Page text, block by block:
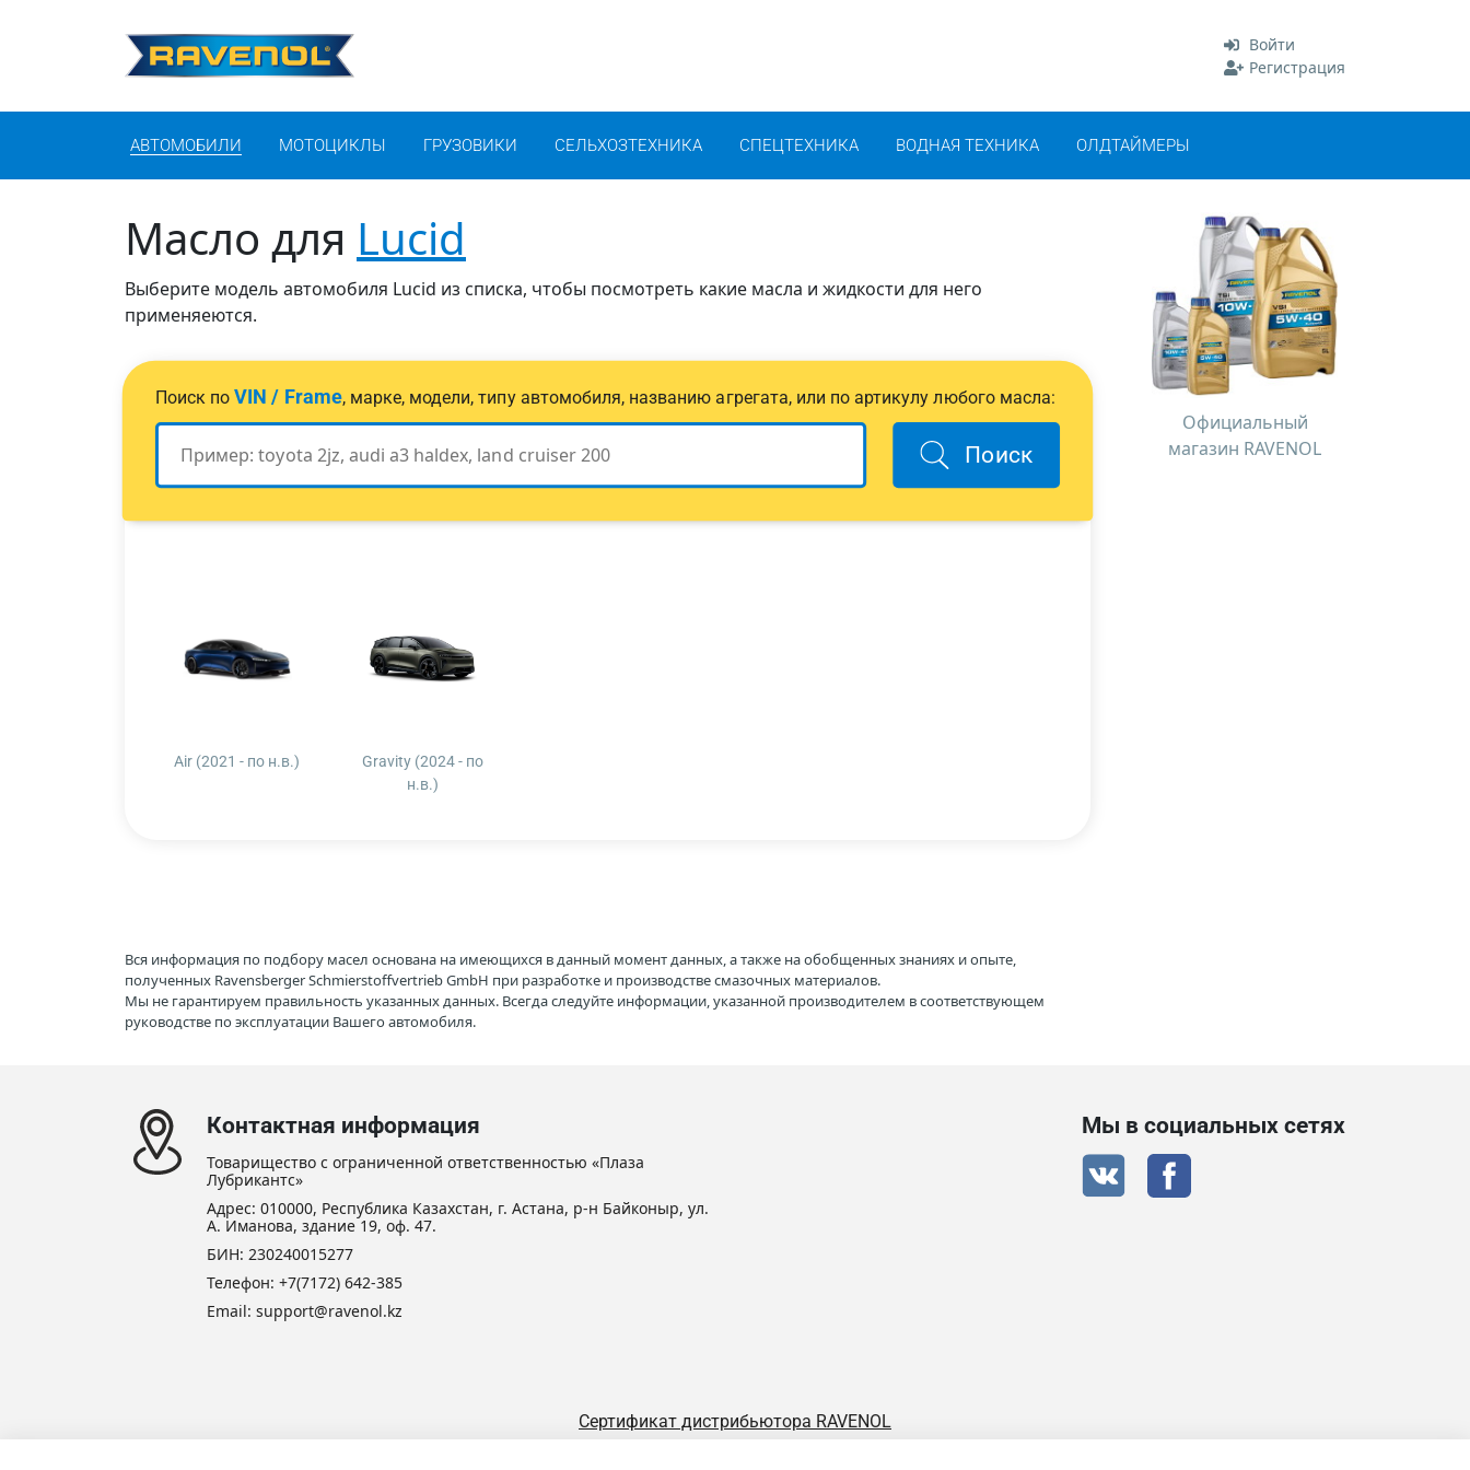
Войти
Регистрация
АВТОМОБИЛИ МОТОЦИКЛЫ ГРУЗОВИКИ СЕЛЬХОЗТЕХНИКА СПЕЦТЕХНИКА ВОДНАЯ ТЕХНИКА ОЛДТАЙМЕРЫ
Масло для Lucid
Выберите модель автомобиля Lucid из списка, чтобы посмотреть какие масла и жидкости для него
применяеются.
Поиск поVIN / Frame, марке, модели, типу автомобиля, названию агрегата, или по артикулу любого масла:
Поиск
Air (2021 - по н.в.)
Gravity (2024 - по
н.в.)
Официальный
магазин RAVENOL
Вся информация по подбору масел основана на имеющихся в данный момент данных, а также на обобщенных знаниях и опыте,
полученных Ravensberger Schmierstoffvertrieb GmbH при разработке и производстве смазочных материалов.
Мы не гарантируем правильность указанных данных. Всегда следуйте информации, указанной производителем в соответствующем
руководстве по эксплуатации Вашего автомобиля.
Контактная информация
Товарищество с ограниченной ответственностью «Плаза
Лубрикантс»
Адрес: 010000, Республика Казахстан, г. Астана, р-н Байконыр, ул.
А. Иманова, здание 19, оф. 47.
БИН: 230240015277
Телефон: +7(7172) 642-385
Email: support@ravenol.kz
Мы в социальных сетях
Сертификат дистрибьютора RAVENOL